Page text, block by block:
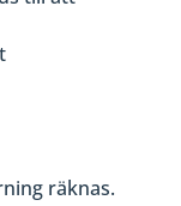
räknas.